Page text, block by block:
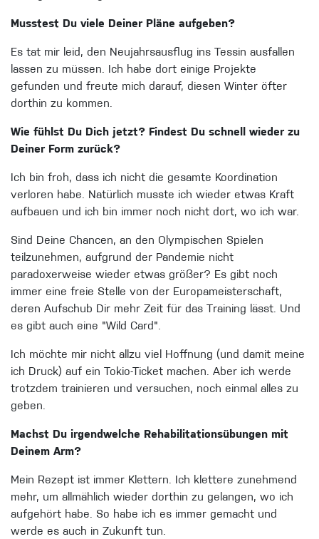
Musstest Du viele Deiner Pläne aufgeben?
Es tat mir leid, den Neujahrsausflug ins Tessin ausfallen
lassen zu müssen. Ich habe dort einige Projekte
gefunden und freute mich darauf, diesen Winter öfter
dorthin zu kommen.
Wie fühlst Du Dich jetzt? Findest Du schnell wieder zu
Deiner Form zurück?
Ich bin froh, dass ich nicht die gesamte Koordination
verloren habe. Natürlich musste ich wieder etwas Kraft
aufbauen und ich bin immer noch nicht dort, wo ich war.
Sind Deine Chancen, an den Olympischen Spielen
teilzunehmen, aufgrund der Pandemie nicht
paradoxerweise wieder etwas größer? Es gibt noch
immer eine freie Stelle von der Europameisterschaft,
deren Aufschub Dir mehr Zeit für das Training lässt. Und
es gibt auch eine "Wild Card".
Ich möchte mir nicht allzu viel Hoffnung (und damit meine
ich Druck) auf ein Tokio-Ticket machen. Aber ich werde
trotzdem trainieren und versuchen, noch einmal alles zu
geben.
Machst Du irgendwelche Rehabilitationsübungen mit
Deinem Arm?
Mein Rezept ist immer Klettern. Ich klettere zunehmend
mehr, um allmählich wieder dorthin zu gelangen, wo ich
aufgehört habe. So habe ich es immer gemacht und
werde es auch in Zukunft tun.